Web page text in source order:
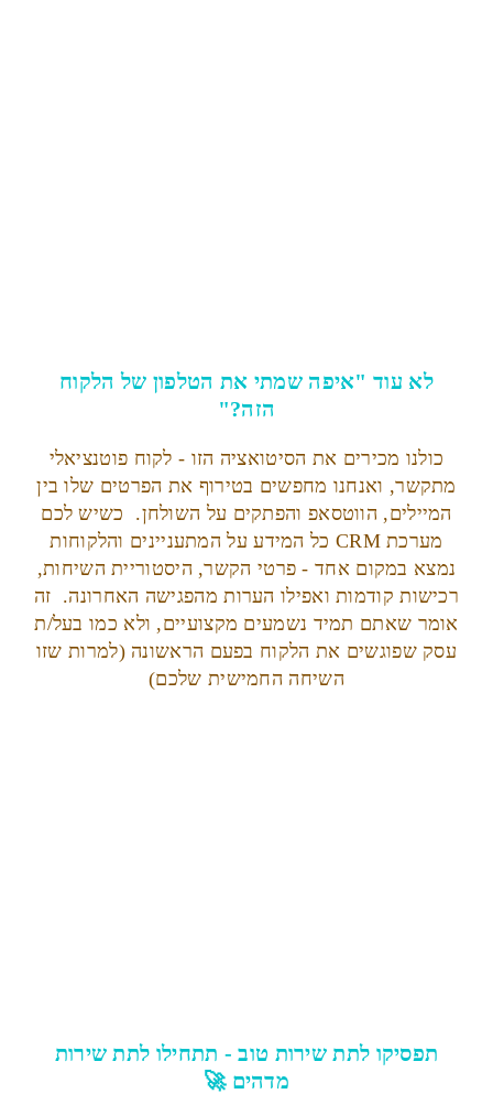
לא עוד "איפה שמתי את הטלפון של הלקוח
הזה?"
כולנו מכירים את הסיטואציה הזו - לקוח פוטנציאלי
מתקשר, ואנחנו מחפשים בטירוף את הפרטים שלו בין
המיילים, הווטסאפ והפתקים על השולחן. כשיש לכם
מערכת CRM כל המידע על המתעניינים והלקוחות
נמצא במקום אחד - פרטי הקשר, היסטוריית השיחות,
רכישות קודמות ואפילו הערות מהפגישה האחרונה. זה
אומר שאתם תמיד נשמעים מקצועיים, ולא כמו בעל/ת
עסק שפוגשים את הלקוח בפעם הראשונה (למרות שזו
השיחה החמישית שלכם)
תפסיקו לתת שירות טוב - תתחילו לתת שירות
מדהים 🚀